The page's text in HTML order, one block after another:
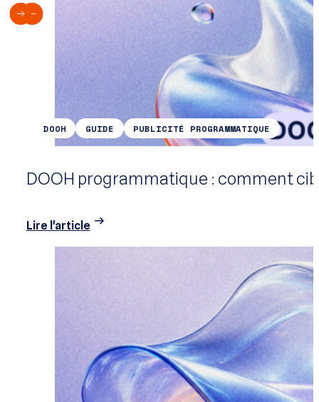
DOOH GUIDE PUBLICITÉ PROGRAMMATIQUE
DOOH programmatique : comment
Lire l'article